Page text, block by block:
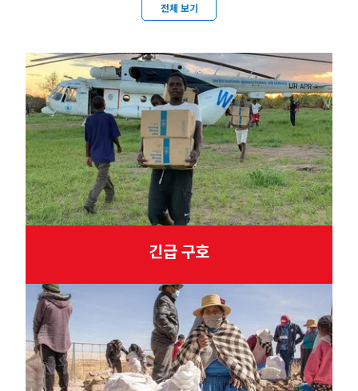
전체 보기
긴급 구호